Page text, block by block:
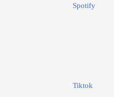
Spotify
Tiktok